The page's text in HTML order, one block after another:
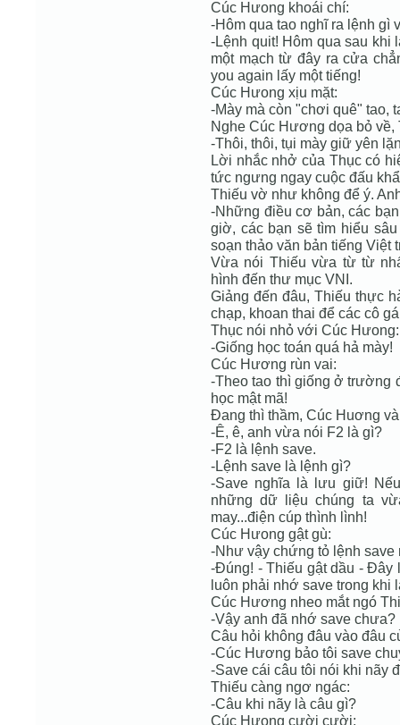
Cúc Hưong khoái chí:
-Hôm qua tao nghĩ ra lệnh gì
-Lệnh quit! Hôm qua sau khi
một mạch từ đây ra cửa
you again lấy một tiếng!
Cúc Hưong xịu mặt:
-Mày mà còn "chơi quê" tao,
Nghe Cúc Hương dọa bỏ về,
-Thôi, thôi, tụi mày giữ yên
Lời nhắc nhở của Thục có
tức ngưng ngay cuộc đấu
Thiếu vờ như không để ý.
-Những điều cơ bản, các
giờ, các bạn sẽ tìm hiểu
soạn thảo văn bản tiếng Việt
Vừa nói Thiếu vừa từ từ
hình đến thư mục VNI.
Giảng đến đâu, Thiếu thực
chạp, khoan thai để các cô
Thục nói nhỏ với Cúc Hưong:
-Giống học toán quá hả mày!
Cúc Hương rùn vai:
-Theo tao thì giống ở trường
học mật mã!
Đang thì thầm, Cúc Huơng
-Ê, ê, anh vừa nói F2 là gì?
-F2 là lệnh save.
-Lệnh save là lệnh gì?
-Save nghĩa là lưu giữ!
những dữ liệu chúng ta
may...điện cúp thình lình!
Cúc Hưong gật gù:
-Như vậy chứng tỏ lệnh save
-Đúng! - Thiếu gật dầu - Đây
luôn phải nhớ save trong khi
Cúc Hương nheo mắt ngó
-Vậy anh đã nhớ save chưa?
Câu hỏi không đâu vào đâu
-Cúc Hương bảo tôi save
-Save cái câu tôi nói khi nãy
Thiếu càng ngơ ngác:
-Câu khi nãy là câu gì?
Cúc Hưong cười cười: